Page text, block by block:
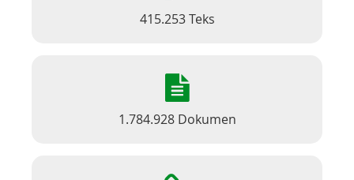
415.253 Teks
1.784.928 Dokumen